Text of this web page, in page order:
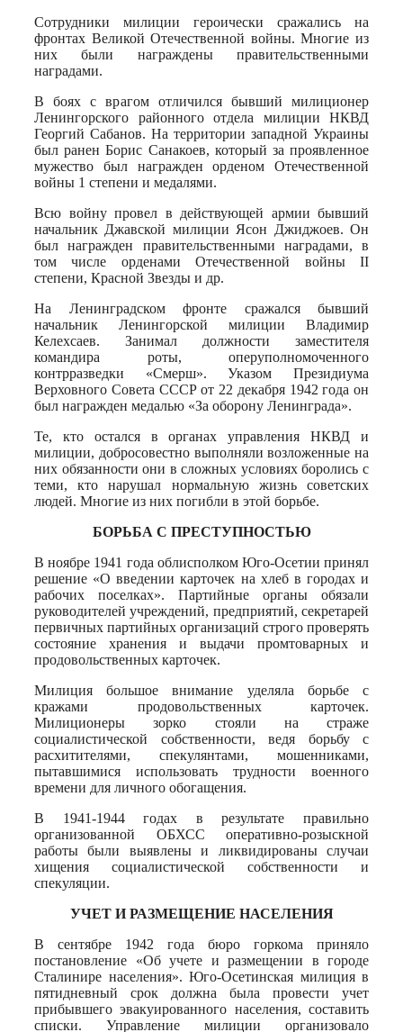
Сотрудники милиции героически сражались на
фронтах Великой Отечественной войны. Многие из
них были награждены правительственными
наградами.
В боях с врагом отличился бывший милиционер
Ленингорского районного отдела милиции НКВД
Георгий Сабанов. На территории западной Украины
был ранен Борис Санакоев, который за проявленное
мужество был награжден орденом Отечественной
войны 1 степени и медалями.
Всю войну провел в действующей армии бывший
начальник Джавской милиции Ясон Джиджоев. Он
был награжден правительственными наградами, в
том числе орденами Отечественной войны II
степени, Красной Звезды и др.
На Ленинградском фронте сражался бывший
начальник Ленингорской милиции Владимир
Келехсаев. Занимал должности заместителя
командира роты, оперуполномоченного
контрразведки «Смерш». Указом Президиума
Верховного Совета СССР от 22 декабря 1942 года он
был награжден медалью «За оборону Ленинграда».
Те, кто остался в органах управления НКВД и
милиции, добросовестно выполняли возложенные на
них обязанности они в сложных условиях боролись с
теми, кто нарушал нормальную жизнь советских
людей. Многие из них погибли в этой борьбе.
БОРЬБА С ПРЕСТУПНОСТЬЮ
В ноябре 1941 года облисполком Юго-Осетии принял
решение «О введении карточек на хлеб в городах и
рабочих поселках». Партийные органы обязали
руководителей учреждений, предприятий, секретарей
первичных партийных организаций строго проверять
состояние хранения и выдачи промтоварных и
продовольственных карточек.
Милиция большое внимание уделяла борьбе с
кражами продовольственных карточек.
Милиционеры зорко стояли на страже
социалистической собственности, ведя борьбу с
расхитителями, спекулянтами, мошенниками,
пытавшимися использовать трудности военного
времени для личного обогащения.
В 1941-1944 годах в результате правильно
организованной ОБХСС оперативно-розыскной
работы были выявлены и ликвидированы случаи
хищения социалистической собственности и
спекуляции.
УЧЕТ И РАЗМЕЩЕНИЕ НАСЕЛЕНИЯ
В сентябре 1942 года бюро горкома приняло
постановление «Об учете и размещении в городе
Сталинире населения». Юго-Осетинская милиция в
пятидневный срок должна была провести учет
прибывшего эвакуированного населения, составить
списки. Управление милиции организовало